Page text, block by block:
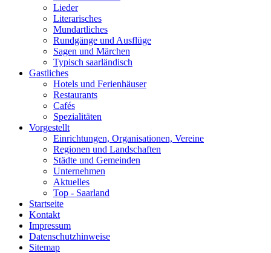
Lieder
Literarisches
Mundartliches
Rundgänge und Ausflüge
Sagen und Märchen
Typisch saarländisch
Gastliches
Hotels und Ferienhäuser
Restaurants
Cafés
Spezialitäten
Vorgestellt
Einrichtungen, Organisationen, Vereine
Regionen und Landschaften
Städte und Gemeinden
Unternehmen
Aktuelles
Top - Saarland
Startseite
Kontakt
Impressum
Datenschutzhinweise
Sitemap